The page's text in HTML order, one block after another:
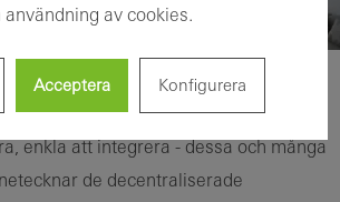
enkla att integrera - dessa och många
de decentraliserade
av cookies.
Acceptera Konfigurera